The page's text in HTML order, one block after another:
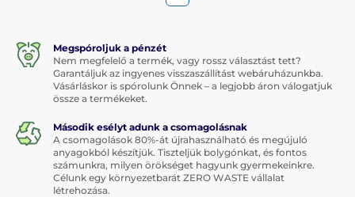
Megspóroljuk a pénzét
Nem megfelelő a termék, vagy rossz választást tett?
Garantáljuk az ingyenes visszaszállítást webáruházunkba.
Vásárláskor is spórolunk Önnek – a legjobb áron válogatjuk
össze a termékeket.
Második esélyt adunk a csomagolásnak
A csomagolások 80%-át újrahasználható és megújuló
anyagokból készítjük. Tiszteljük bolygónkat, és fontos
számunkra, milyen örökséget hagyunk gyermekeinkre.
Célunk egy környezetbarát ZERO WASTE vállalat
létrehozása.